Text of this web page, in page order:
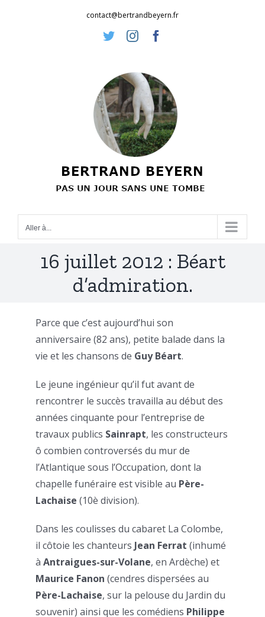
contact@bertrandbeyern.fr
TwitterInstagram
Aller à...
16 juillet 2012 : Béart
d’admiration.
Parce que c’est aujourd’hui son
anniversaire (82 ans), petite balade dans la
vie et les chansons de Guy Béart.
Le jeune ingénieur qu’il fut avant de
rencontrer le succès travailla au début des
années cinquante pour l’entreprise de
travaux publics Sainrapt, les constructeurs
ô combien controversés du mur de
l’Atlantique sous l’Occupation, dont la
chapelle funéraire est visible au Père-
Lachaise (10è division).
Dans les coulisses du cabaret La Colombe,
il côtoie les chanteurs Jean Ferrat (inhumé
à Antraigues-sur-Volane, en Ardèche) et
Maurice Fanon (cendres dispersées au
Père-Lachaise, sur la pelouse du Jardin du
souvenir) ainsi que les comédiens Philippe